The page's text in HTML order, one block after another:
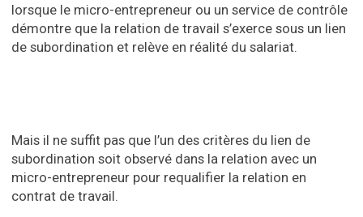
lorsque le micro-entrepreneur ou un service de contrôle
démontre que la relation de travail s’exerce sous un lien
de subordination et relève en réalité du salariat.
Mais il ne suffit pas que l’un des critères du lien de
subordination soit observé dans la relation avec un
micro-entrepreneur pour requalifier la relation en
contrat de travail.